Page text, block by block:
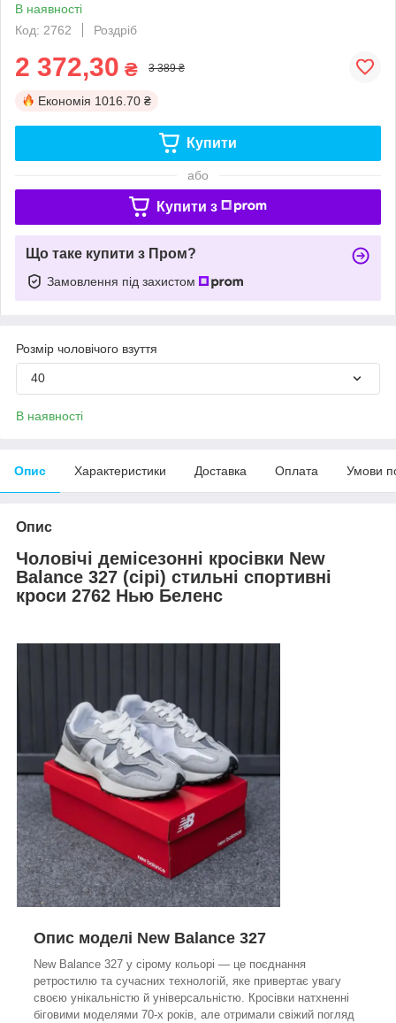
В наявності
Код: 2762
Роздріб
2 372,30 ₴ 3 389 ₴
Економія 1016.70 ₴
Купити
або
Купити з
Що таке купити з Пром?
Замовлення під захистом
Розмір чоловічого взуття
40
В наявності
Опис Характеристики Доставка Оплата Умови
Опис
Чоловічі демісезонні кросівки New
Balance 327 (сірі) стильні спортивні
кроси 2762 Нью Беленс
Опис моделі New Balance 327
New Balance 327 у сірому кольорі — це поєднання
ретростилю та сучасних технологій, яке привертає увагу
своєю унікальністю й універсальністю. Кросівки натхненні
біговими моделями 70-х років, але отримали свіжий погляд